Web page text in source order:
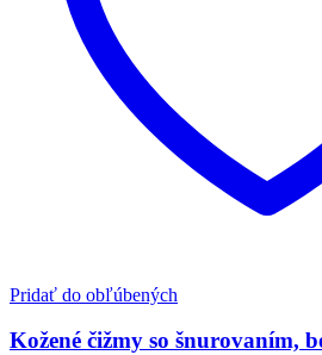
Pridať do obľúbených
Kožené čižmy so šnurovaním,